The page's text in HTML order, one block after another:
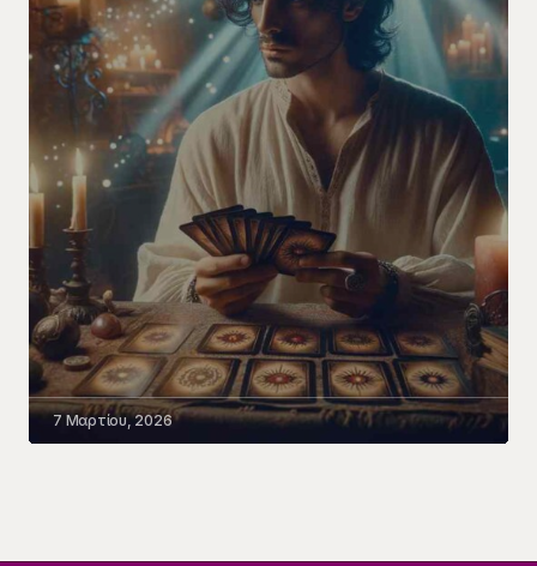
7 Μαρτίου, 2026